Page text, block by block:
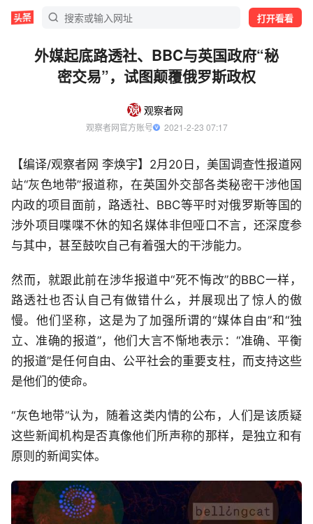
打开看看
外媒起底路透社、BBC与英国政府“秘
密交易”，试图颠覆俄罗斯政权
观察者网
观察者网官方账号
  2021-2-23 07:17
【编译/观察者网 李焕宇】2月20日，美国调查性报道网
站“灰色地带”报道称，在英国外交部各类秘密干涉他国
内政的项目面前，路透社、BBC等平时对俄罗斯等国的
涉外项目喋喋不休的知名媒体非但哑口不言，还深度参
与其中，甚至鼓吹自己有着强大的干涉能力。
然而，就跟此前在涉华报道中“死不悔改”的BBC一样，
路透社也否认自己有做错什么，并展现出了惊人的傲
慢。他们坚称，这是为了加强所谓的“媒体自由”和“独
立、准确的报道”，他们大言不惭地表示：“准确、平衡
的报道”是任何自由、公平社会的重要支柱，而支持这些
是他们的使命。
“灰色地带”认为，随着这类内情的公布，人们是该质疑
这些新闻机构是否真像他们所声称的那样，是独立和有
原则的新闻实体。